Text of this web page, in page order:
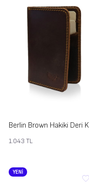
1.043 TL
YENİ